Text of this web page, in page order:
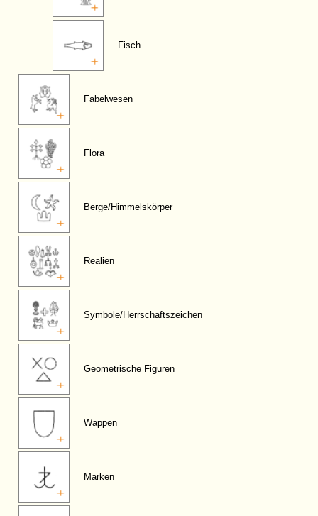
Fisch
Fabelwesen
Flora
Berge/Himmelskörper
Realien
Symbole/Herrschaftszeichen
Geometrische Figuren
Wappen
Marken